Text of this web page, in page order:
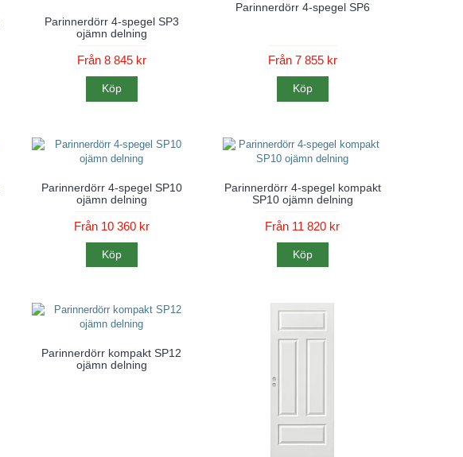
Parinnerdörr 4-spegel SP3
ojämn delning
Från 8 845 kr
Köp
Parinnerdörr 4-spegel SP6
Från 7 855 kr
Köp
Parinnerdörr 4-spegel SP10
ojämn delning
Från 10 360 kr
Köp
Parinnerdörr 4-spegel kompakt
SP10 ojämn delning
Från 11 820 kr
Köp
Parinnerdörr kompakt SP12
ojämn delning